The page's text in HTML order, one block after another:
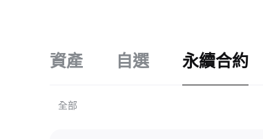
資產 自選 永續合約
全部